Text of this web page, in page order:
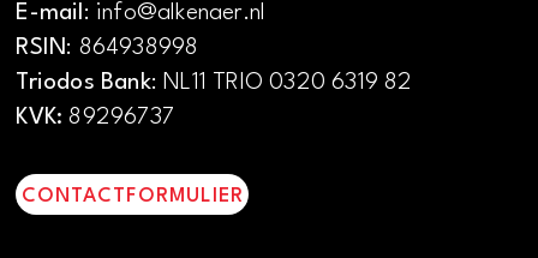
E-mail: info@alkenaer.nl
RSIN: 864938998
Triodos Bank: NL11 TRIO 0320 6319 82
KVK: 89296737
CONTACTFORMULIER